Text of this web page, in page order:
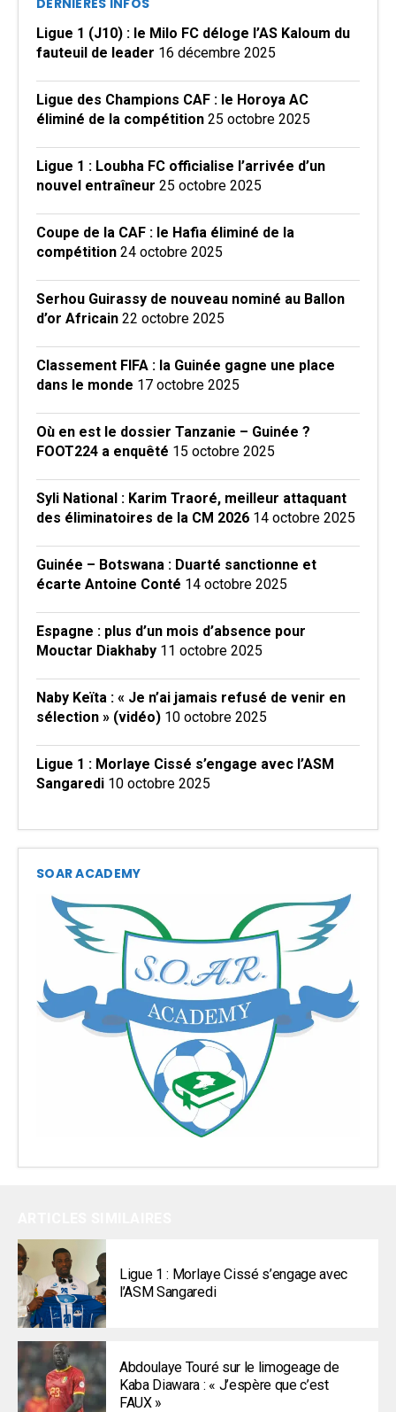
DERNIÈRES INFOS
Ligue 1 (J10) : le Milo FC déloge l’AS Kaloum du
fauteuil de leader 16 décembre 2025
Ligue des Champions CAF : le Horoya AC
éliminé de la compétition 25 octobre 2025
Ligue 1 : Loubha FC officialise l’arrivée d’un
nouvel entraîneur 25 octobre 2025
Coupe de la CAF : le Hafia éliminé de la
compétition 24 octobre 2025
Serhou Guirassy de nouveau nominé au Ballon
d’or Africain 22 octobre 2025
Classement FIFA : la Guinée gagne une place
dans le monde 17 octobre 2025
Où en est le dossier Tanzanie – Guinée ?
FOOT224 a enquêté 15 octobre 2025
Syli National : Karim Traoré, meilleur attaquant
des éliminatoires de la CM 2026 14 octobre 2025
Guinée – Botswana : Duarté sanctionne et
écarte Antoine Conté 14 octobre 2025
Espagne : plus d’un mois d’absence pour
Mouctar Diakhaby 11 octobre 2025
Naby Keïta : « Je n’ai jamais refusé de venir en
sélection » (vidéo) 10 octobre 2025
Ligue 1 : Morlaye Cissé s’engage avec l’ASM
Sangaredi 10 octobre 2025
SOAR ACADEMY
Ligue 1 : Morlaye Cissé s’engage avec
l’ASM Sangaredi
Abdoulaye Touré sur le limogeage de
Kaba Diawara : « J’espère que c’est
FAUX »